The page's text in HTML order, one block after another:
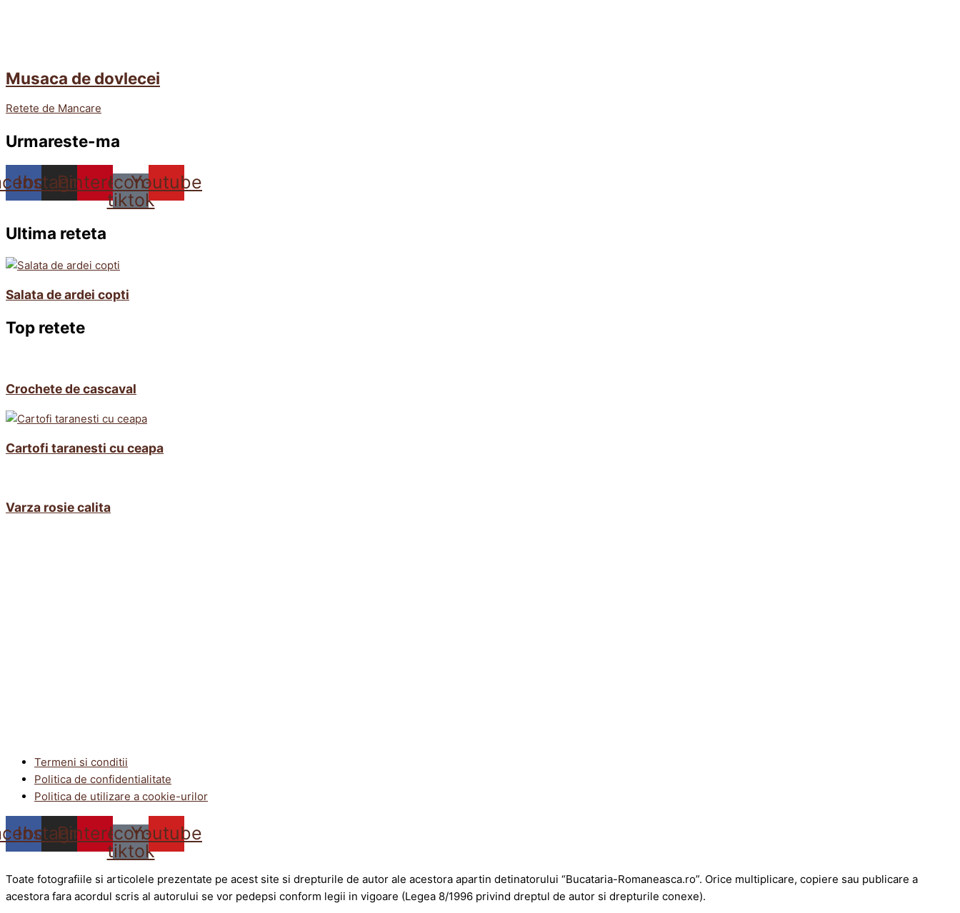
Musaca de dovlecei
Retete de Mancare
Urmareste-ma
Instagram
Pinterest
Icon-
tiktok
Youtube
Ultima reteta
Salata de ardei copti
Top retete
Crochete de cascaval
Cartofi taranesti cu ceapa
Varza rosie calita
Termeni si conditii
Politica de confidentialitate
Politica de utilizare a cookie-urilor
Instagram
Pinterest
Icon-
tiktok
Youtube
Toate fotografiile si articolele prezentate pe acest site si drepturile de autor ale acestora apartin detinatorului “Bucataria-Romaneasca.ro”. Orice multiplicare, copiere sau publicare a
acestora fara acordul scris al autorului se vor pedepsi conform legii in vigoare (Legea 8/1996 privind dreptul de autor si drepturile conexe).